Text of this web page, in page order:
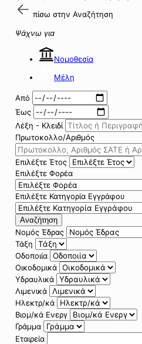
πίσω στην Αναζήτηση
Ψάχνω για
Νομοθεσία
Μέλη
Από
Έως
Λέξη - Κλειδί
Πρωτοκολλο/Αριθμός
Επιλέξτε Έτος
Επιλέξτε Φορέα
Επιλέξτε Κατηγορία Εγγράφου
Αναζήτηση
Νομός Έδρας
Τάξη
Οδοποιία
Οικοδομικά
Υδραυλικά
Λιμενικά
Ηλεκτρ/κά
Βιομ/κά Ενεργ
Γράμμα
Εταιρεία